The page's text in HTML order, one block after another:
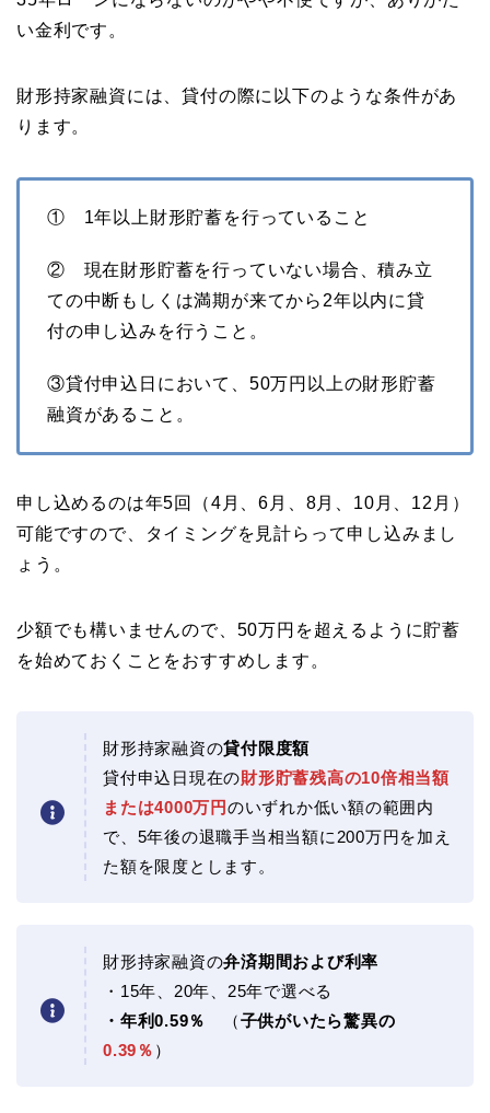
い金利です。
財形持家融資には、貸付の際に以下のような条件があ
ります。
① 1年以上財形貯蓄を行っていること
② 現在財形貯蓄を行っていない場合、積み立
ての中断もしくは満期が来てから2年以内に貸
付の申し込みを行うこと。
③貸付申込日において、50万円以上の財形貯蓄
融資があること。
申し込めるのは年5回（4月、6月、8月、10月、12月）
可能ですので、タイミングを見計らって申し込みまし
ょう。
少額でも構いませんので、50万円を超えるように貯蓄
を始めておくことをおすすめします。
財形持家融資の貸付限度額
貸付申込日現在の財形貯蓄残高の10倍相当額
または4000万円のいずれか低い額の範囲内
で、5年後の退職手当相当額に200万円を加え
た額を限度とします。
財形持家融資の弁済期間および利率
・15年、20年、25年で選べる
・年利0.59％
（子供がいたら驚異の
0.39％ ）